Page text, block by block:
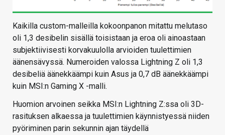
Kaikilla custom-malleilla kokoonpanon mitattu melutaso
oli 1,3 desibelin sisällä toisistaan ja eroa oli ainoastaan
subjektiivisesti korvakuulolla arvioiden tuulettimien
äänensävyssä. Numeroiden valossa Lightning Z oli 1,3
desibeliä äänekkäämpi kuin Asus ja 0,7 dB äänekkäämpi
kuin MSI:n Gaming X -malli.
Huomion arvoinen seikka MSI:n Lightning Z:ssa oli 3D-
rasituksen alkaessa ja tuulettimien käynnistyessä niiden
pyöriminen parin sekunnin ajan täydellä